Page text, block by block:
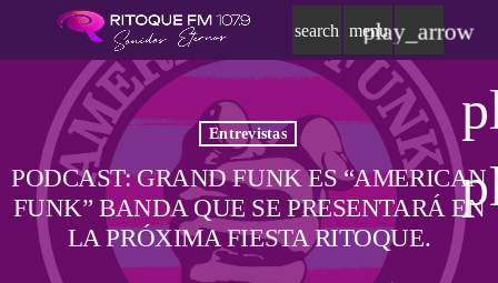
search menu
play_arrow
Entrevistas
PODCAST: GRAND FUNK ES “AMERICAN
FUNK” BANDA QUE SE PRESENTARÁ EN
LA PRÓXIMA FIESTA RITOQUE.